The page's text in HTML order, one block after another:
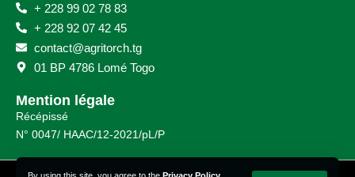
+ 228 99 02 78 83
+ 228 92 07 42 45
contact@agritorch.tg
01 BP 4786 Lomé Togo
Mention légale
Récépissé
N° 0047/ HAAC/12-2021/pL/P